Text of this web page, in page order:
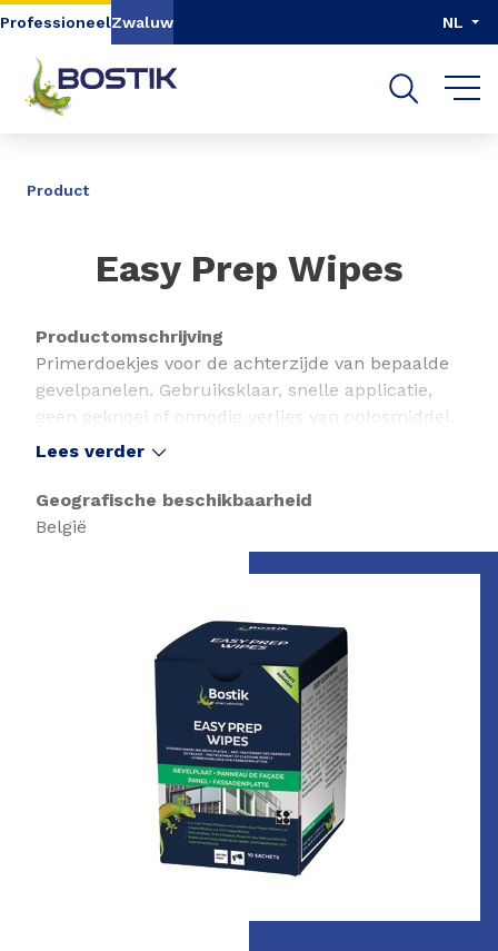
Go to content Go to navigation
ProfessioneelZwaluw NL
Product
Easy Prep Wipes
Productomschrijving
Primerdoekjes voor de achterzijde van bepaalde
gevelpanelen. Gebruiksklaar, snelle applicatie,
geen geknoei of onnodig verlies van oplosmiddel.
Lees verder
Geografische beschikbaarheid
België